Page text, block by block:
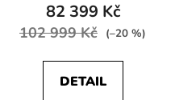
82 399 Kč
102 999 Kč (–20 %)
DETAIL